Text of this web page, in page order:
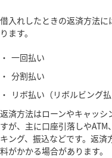
借入れしたときの返済方法に
ります。
・ 一回払い
・ 分割払い
・
リボ払い（リボルビング払
返済方法はローンやキャッシ
すが、主に口座引落しや
キング、振込などです。返済
料がかかる場合があります。